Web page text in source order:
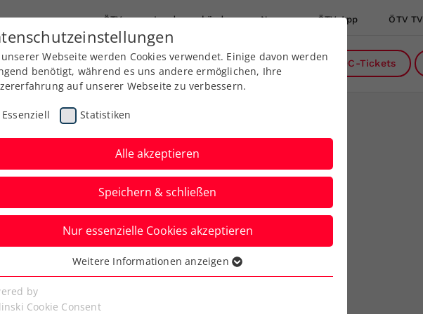
ÖTV Landesverbände News ÖTV App ÖTV TV
Ausbildung Services Über uns Kreise DC-Tickets
Wildcard für WTA-
Miami
Webseite werden Cookies verwendet. Einige davon werden
benötigt, während es uns andere ermöglichen, Ihre
auf unserer Webseite zu verbessern.
Essenziell Statistiken
Alle akzeptieren
Speichern & schließen
Nur essenzielle Cookies akzeptieren
Cookies werden für grundlegende Funktionen der
benötigt. Dadurch ist gewährleistet, dass die Webseite
Weitere Informationen anzeigen
by
Cookie Consent